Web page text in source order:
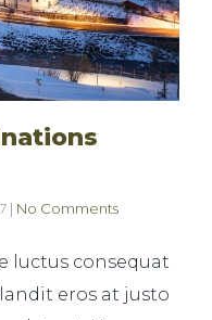
| No Comments
luctus consequat
eros at justo